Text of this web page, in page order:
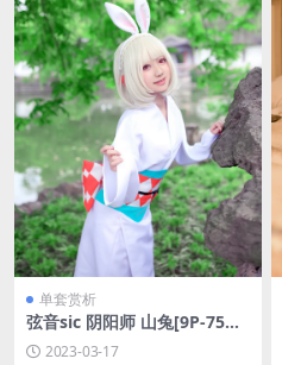
单套赏析
弦音sic 阴阳师 山兔[9P-75M
B] 2023-03-17